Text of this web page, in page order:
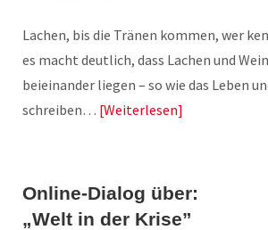
Lachen, bis die Tränen kommen, wer
es macht deutlich, dass Lachen und
beieinander liegen – so wie das Leben
schreiben… Weiterlesen
Online-Dialog über:
„Welt in der Krise”